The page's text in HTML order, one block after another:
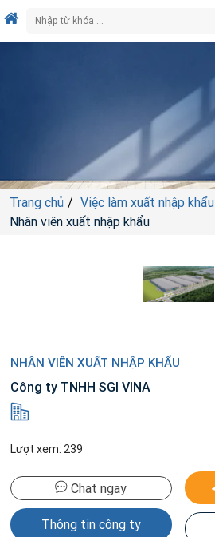
Trang chủ
Việc làm xuất nhập khẩu
Nhân viên xuất nhập khẩu
NHÂN VIÊN XUẤT NHẬP KHẨU
Công ty TNHH SGI VINA
Lượt xem: 239
Chat ngay
Thông tin công ty